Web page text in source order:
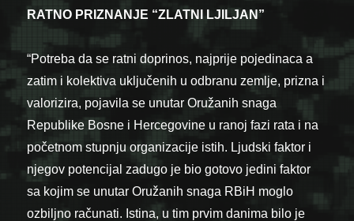
RATNO PRIZNANJE “ZLATNI LJILJAN”
“Potreba da se ratni doprinos, najprije pojedinaca a
zatim i kolektiva uključenih u odbranu zemlje, prizna i
valorizira, pojavila se unutar Oružanih snaga
Republike Bosne i Hercegovine u ranoj fazi rata i na
početnom stupnju organizacije istih. Ljudski faktor i
njegov potencijal zadugo je bio gotovo jedini faktor
sa kojim se unutar Oružanih snaga RBiH moglo
ozbiljno računati. Istina, u tim prvim danima bilo je